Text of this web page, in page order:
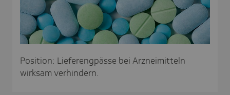
Position: Lieferengpässe bei Arzneimitteln
wirksam verhindern.